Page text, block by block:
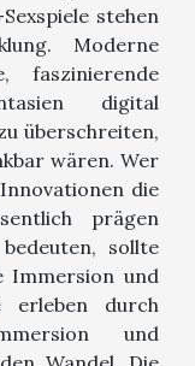
stehen
Moderne
faszinierende
digital
überschreiten,
wären. Wer
die
prägen
sollte
Immersion und
erleben durch
und